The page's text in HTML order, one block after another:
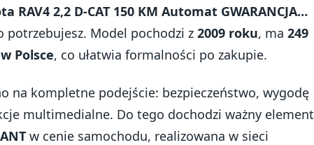
RAV4 2,2 D-CAT 150 KM Automat GWARANCJA…
potrzebujesz. Model pochodzi z 2009 roku, ma 249
Polsce, co ułatwia formalności po zakupie.
na kompletne podejście: bezpieczeństwo, wygodę
multimedialne. Do tego dochodzi ważny element
w cenie samochodu, realizowana w sieci